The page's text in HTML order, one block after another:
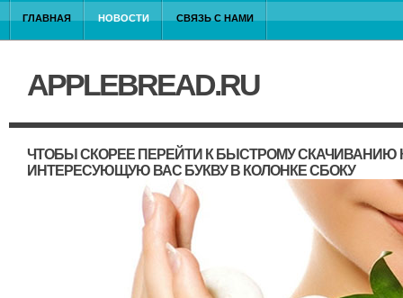
ГЛАВНАЯ НОВОСТИ СВЯЗЬ С НАМИ
APPLEBREAD.RU
ЧТОБЫ СКОРЕЕ ПЕРЕЙТИ К БЫСТРОМУ СКАЧИВАНИЮ
ИНТЕРЕСУЮЩУЮ ВАС БУКВУ В КОЛОНКЕ СБОКУ